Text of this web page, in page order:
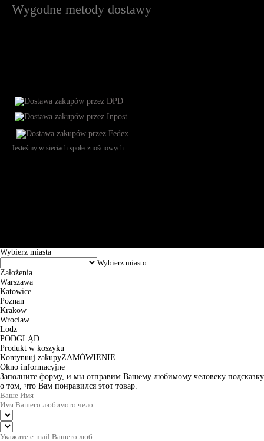
Wygodne metody dostawy
Jesteśmy w sieciach społecznościowych
Wybierz miasta
Założenia
Warszawa
Katowice
Poznan
Krakow
Wroclaw
Lodz
PODGLĄD
Produkt w koszyku
Kontynuuj zakupyZAMÓWIENIE
Okno informacyjne
Заполните форму, и мы отправим Вашему любимому человеку подсказку
о том, что Вам понравился этот товар.